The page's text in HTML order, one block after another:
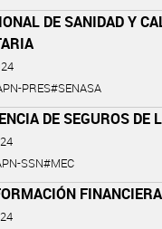
DE SANIDAD Y
PRES#SENASA
DE SEGUROS DE
SSN#MEC
FINANCIERA